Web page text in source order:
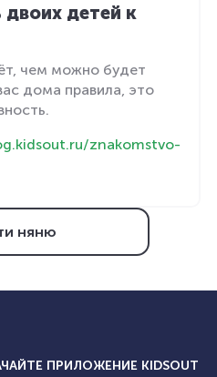
детей к
чем можно будет
дома правила, это
znakomstvo-
няню
ПРИЛОЖЕНИЕ KIDSOUT